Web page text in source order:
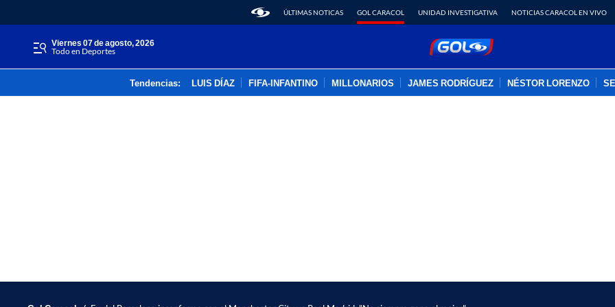
ÚLTIMAS NOTICAS GOL CARACOL UNIDAD INVESTIGATIVA NOTICIAS CARACOL EN VIVO
viernes 07 de agosto, 2026
Todo en Deportes
Tendencias: LUIS DÍAZ FIFA-INFANTINO MILLONARIOS JAMES RODRÍGUEZ NÉSTOR LORENZO